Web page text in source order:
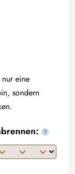
eine
sondern
?